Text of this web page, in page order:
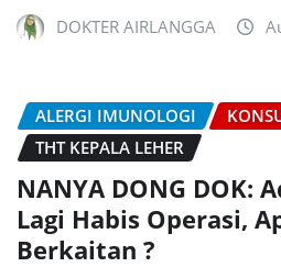
DOKTER AIRLANGGA
ALERGI IMUNOLOGI
THT KEPALA LEHER
NANYA DONG DOK:
Lagi Habis Operasi,
Berkaitan ?